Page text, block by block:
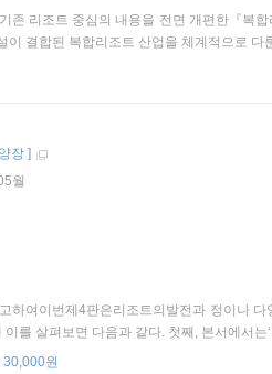
존 리조트 중심의 내용을 전면 개편한『복
이 결합된 복합리조트 산업을 체계적으로 다
양장 ]
월
하여이번제4판은리조트의발전과 정이나
를 살펴보면 다음과 같다. 첫째, 본서에서는
30,000원